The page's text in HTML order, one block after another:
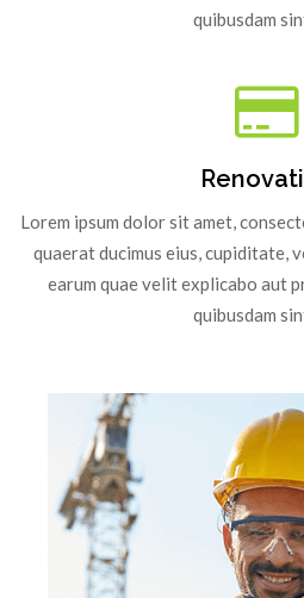
quibusdam
Lorem ipsum dolor sit amet,
quaerat ducimus eius, cupiditate,
earum quae velit explicabo aut
quibusdam